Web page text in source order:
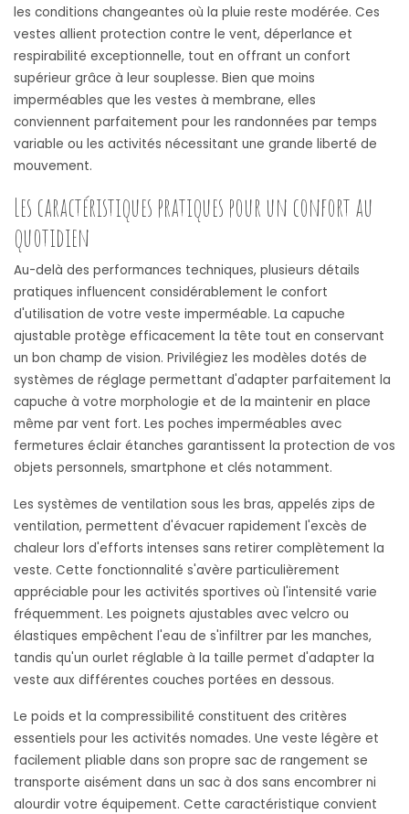
les conditions changeantes où la pluie reste modérée. Ces
vestes allient protection contre le vent, déperlance et
respirabilité exceptionnelle, tout en offrant un confort
supérieur grâce à leur souplesse. Bien que moins
imperméables que les vestes à membrane, elles
conviennent parfaitement pour les randonnées par temps
variable ou les activités nécessitant une grande liberté de
mouvement.
Les caractéristiques pratiques pour un confort au
quotidien
Au-delà des performances techniques, plusieurs détails
pratiques influencent considérablement le confort
d'utilisation de votre veste imperméable. La capuche
ajustable protège efficacement la tête tout en conservant
un bon champ de vision. Privilégiez les modèles dotés de
systèmes de réglage permettant d'adapter parfaitement la
capuche à votre morphologie et de la maintenir en place
même par vent fort. Les poches imperméables avec
fermetures éclair étanches garantissent la protection de vos
objets personnels, smartphone et clés notamment.
Les systèmes de ventilation sous les bras, appelés zips de
ventilation, permettent d'évacuer rapidement l'excès de
chaleur lors d'efforts intenses sans retirer complètement la
veste. Cette fonctionnalité s'avère particulièrement
appréciable pour les activités sportives où l'intensité varie
fréquemment. Les poignets ajustables avec velcro ou
élastiques empêchent l'eau de s'infiltrer par les manches,
tandis qu'un ourlet réglable à la taille permet d'adapter la
veste aux différentes couches portées en dessous.
Le poids et la compressibilité constituent des critères
essentiels pour les activités nomades. Une veste légère et
facilement pliable dans son propre sac de rangement se
transporte aisément dans un sac à dos sans encombrer ni
alourdir votre équipement. Cette caractéristique convient